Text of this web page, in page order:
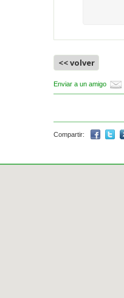
<< volver
Enviar a un amigo
Compartir: